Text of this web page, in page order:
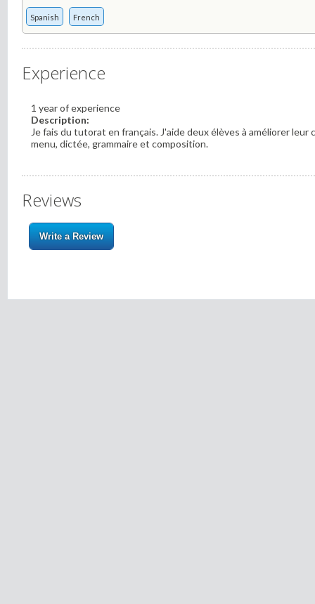
Spanish French
Experience
1 year of experience
Description:
Je fais du tutorat en français. J'aide deux élèves à améliorer leur
menu, dictée, grammaire et composition.
Reviews
Write a Review